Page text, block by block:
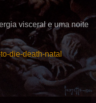
visceral e uma noite
die-death-natal